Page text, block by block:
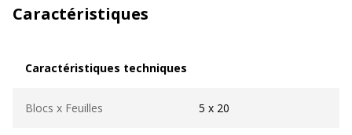
Caractéristiques
Caractéristiques techniques
Blocs x Feuilles 5 x 20